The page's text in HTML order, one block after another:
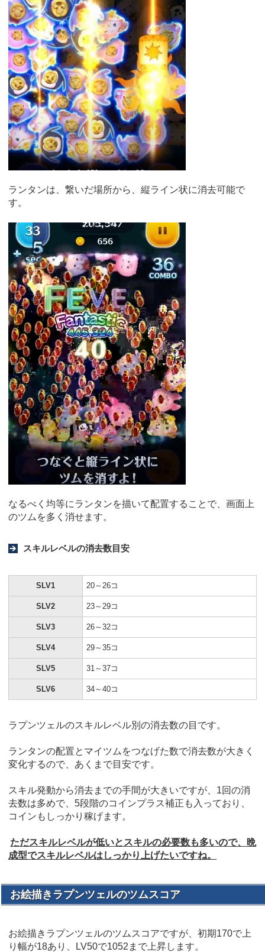
ランタンは、繋いだ場所から、縦ライン状に消去可能で
す。
なるべく均等にランタンを描いて配置することで、画面上
のツムを多く消せます。
スキルレベルの消去数目安
SLV1 20～26コ
SLV2 23～29コ
SLV3 26～32コ
SLV4 29～35コ
SLV5 31～37コ
SLV6 34～40コ
ラプンツェルのスキルレベル別の消去数の目です。
ランタンの配置とマイツムをつなげた数で消去数が大きく
変化するので、あくまで目安です。
スキル発動から消去までの手間が大きいですが、1回の消
去数は多めで、5段階のコインプラス補正も入っており、
コインもしっかり稼げます。
ただスキルレベルが低いとスキルの必要数も多いので、晩
成型でスキルレベルはしっかり上げたいですね。
お絵描きラプンツェルのツムスコア
お絵描きラプンツェルのツムスコアですが、初期170で上
り幅が18あり、LV50で1052まで上昇します。